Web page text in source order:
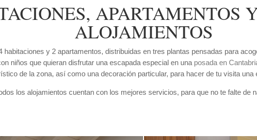
APARTAMENTOS
ALOJAMIENTOS
habitaciones y 2 apartamentos, distribuidas en tres plantas pensadas para
niños que quieran disfrutar una escapada especial en una posada en
de la zona, así como una decoración particular, para hacer de tu visita una
los alojamientos cuentan con los mejores servicios, para que no te falte de